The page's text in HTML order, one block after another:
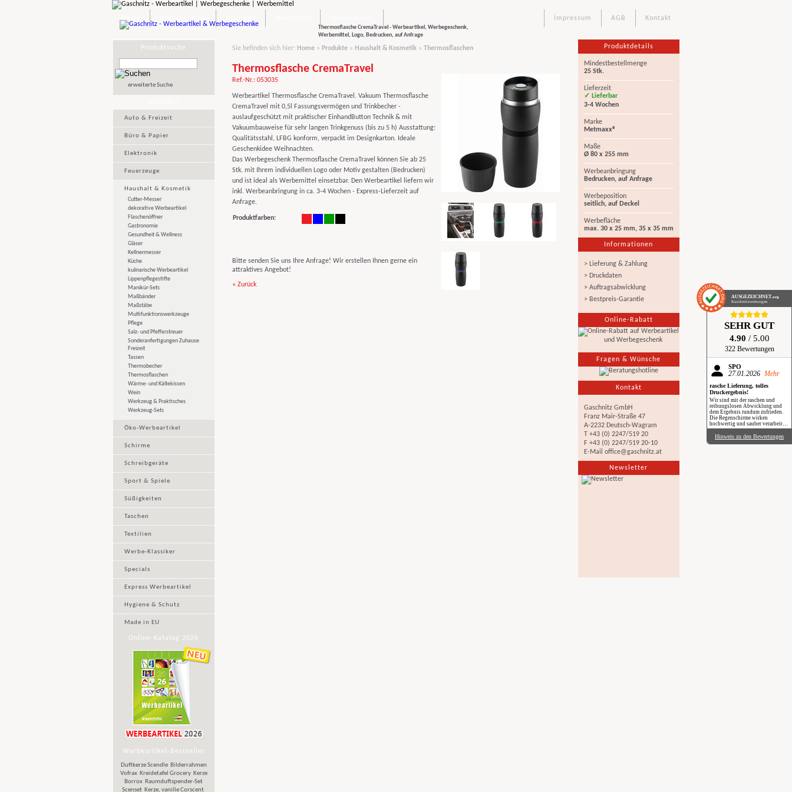
AUSGEZEICHNET .org
Kundenbewertungen
SEHR GUT
4.90 / 5.00
322 Bewertungen
SPÖ
27.01.2026 Mehr
rasche Lieferung, tolles
Druckergebnis!
Wir sind mit der raschen und
reibungslosen Abwicklung und
dem Ergebnis rundum zufrieden.
Die Regenschirme wirken
hochwertig und sauber verarbeitet.
Besonders positiv: Der Druck ist
gestochen scharf, farbintensiv und
auch bei genauerem Hinsehen sehr
Hinweis zu den Bewertungen
Thermosflasche CremaTravel - Werbeartikel, Werbegeschenk,
Werbemittel, Logo, Bedrucken, auf Anfrage
Kontakt
AGB
Impressum
Produktsuche
erweiterte Suche
Auto & Freizeit
Büro & Papier
Elektronik
Feuerzeuge
Haushalt & Kosmetik
Cutter-Messer
dekorative Werbeartikel
Flaschenöffner
Gastronomie
Gesundheit & Wellness
Gläser
Kellnermesser
Küche
kulinarische Werbeartikel
Lippenpflegestifte
Manikür-Sets
Maßbänder
Maßstäbe
Multifunktionswerkzeuge
Pflege
Salz- und Pfefferstreuer
Sonderanfertigungen Zuhause
Freizeit
Tassen
Thermobecher
Thermosflaschen
Wärme- und Kältekissen
Wein
Werkzeug & Praktisches
Werkzeug-Sets
Öko-Werbeartikel
Schirme
Schreibgeräte
Sport & Spiele
Süßigkeiten
Taschen
Textilien
Werbe-Klassiker
Specials
Express Werbeartikel
Hygiene & Schutz
Made in EU
Online-Katalog 2026
Werbeartikel-Bestseller
Duftkerze Scendle Bilderrahmen
Vofrax Kreidetafel Grocery Kerze
Borrox Raumduftspender-Set
Scenset Kerze, vanille Corscent
Sie befinden sich hier: Home» Produkte» Haushalt & Kosmetik» Thermosflaschen
Thermosflasche CremaTravel
Ref.-Nr.: 053035
Werbeartikel Thermosflasche CremaTravel. Vakuum Thermosflasche
CremaTravel mit 0,5l Fassungsvermögen und Trinkbecher -
auslaufgeschützt mit praktischer EinhandButton Technik & mit
Vakuumbauweise für sehr langen Trinkgenuss (bis zu 5 h) Ausstattung:
Qualitätsstahl, LFBG konform, verpackt im Designkarton. Ideale
Geschenkidee Weihnachten.
Das Werbegeschenk Thermosflasche CremaTravel können Sie ab 25
Stk. mit Ihrem individuellen Logo oder Motiv gestalten (Bedrucken)
und ist ideal als Werbemittel einsetzbar. Den Werbeartikel liefern wir
inkl. Werbeanbringung in ca. 3-4 Wochen - Express-Lieferzeit auf
Anfrage.
Produktfarben:
Bitte senden Sie uns Ihre Anfrage! Wir erstellen Ihnen gerne ein
attraktives Angebot!
« Zurück
Produktdetails
Mindestbestellmenge
25 Stk.
Lieferzeit
✓ Lieferbar
3-4 Wochen
Marke
Metmaxx®
Maße
Ø 80 x 255 mm
Werbeanbringung
Bedrucken, auf Anfrage
Werbeposition
seitlich, auf Deckel
Werbefläche
max. 30 x 25 mm, 35 x 35 mm
Informationen
> Lieferung & Zahlung
> Druckdaten
> Auftragsabwicklung
> Bestpreis-Garantie
Online-Rabatt
Fragen & Wünsche
Kontakt
Gaschnitz GmbH
Franz Mair-Straße 47
A-2232 Deutsch-Wagram
T +43 (0) 2247/519 20
F +43 (0) 2247/519 20-10
E-Mail office@gaschnitz.at
Newsletter